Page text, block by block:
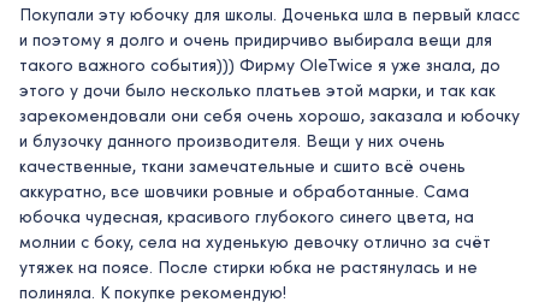
Покупали эту юбочку для школы. Доченька шла в первый класс
и поэтому я долго и очень придирчиво выбирала вещи для
такого важного события))) Фирму OleTwice я уже знала, до
этого у дочи было несколько платьев этой марки, и так как
зарекомендовали они себя очень хорошо, заказала и юбочку
и блузочку данного производителя. Вещи у них очень
качественные, ткани замечательные и сшито всё очень
аккуратно, все шовчики ровные и обработанные. Сама
юбочка чудесная, красивого глубокого синего цвета, на
молнии с боку, села на худенькую девочку отлично за счёт
утяжек на поясе. После стирки юбка не растянулась и не
полиняла. К покупке рекомендую!